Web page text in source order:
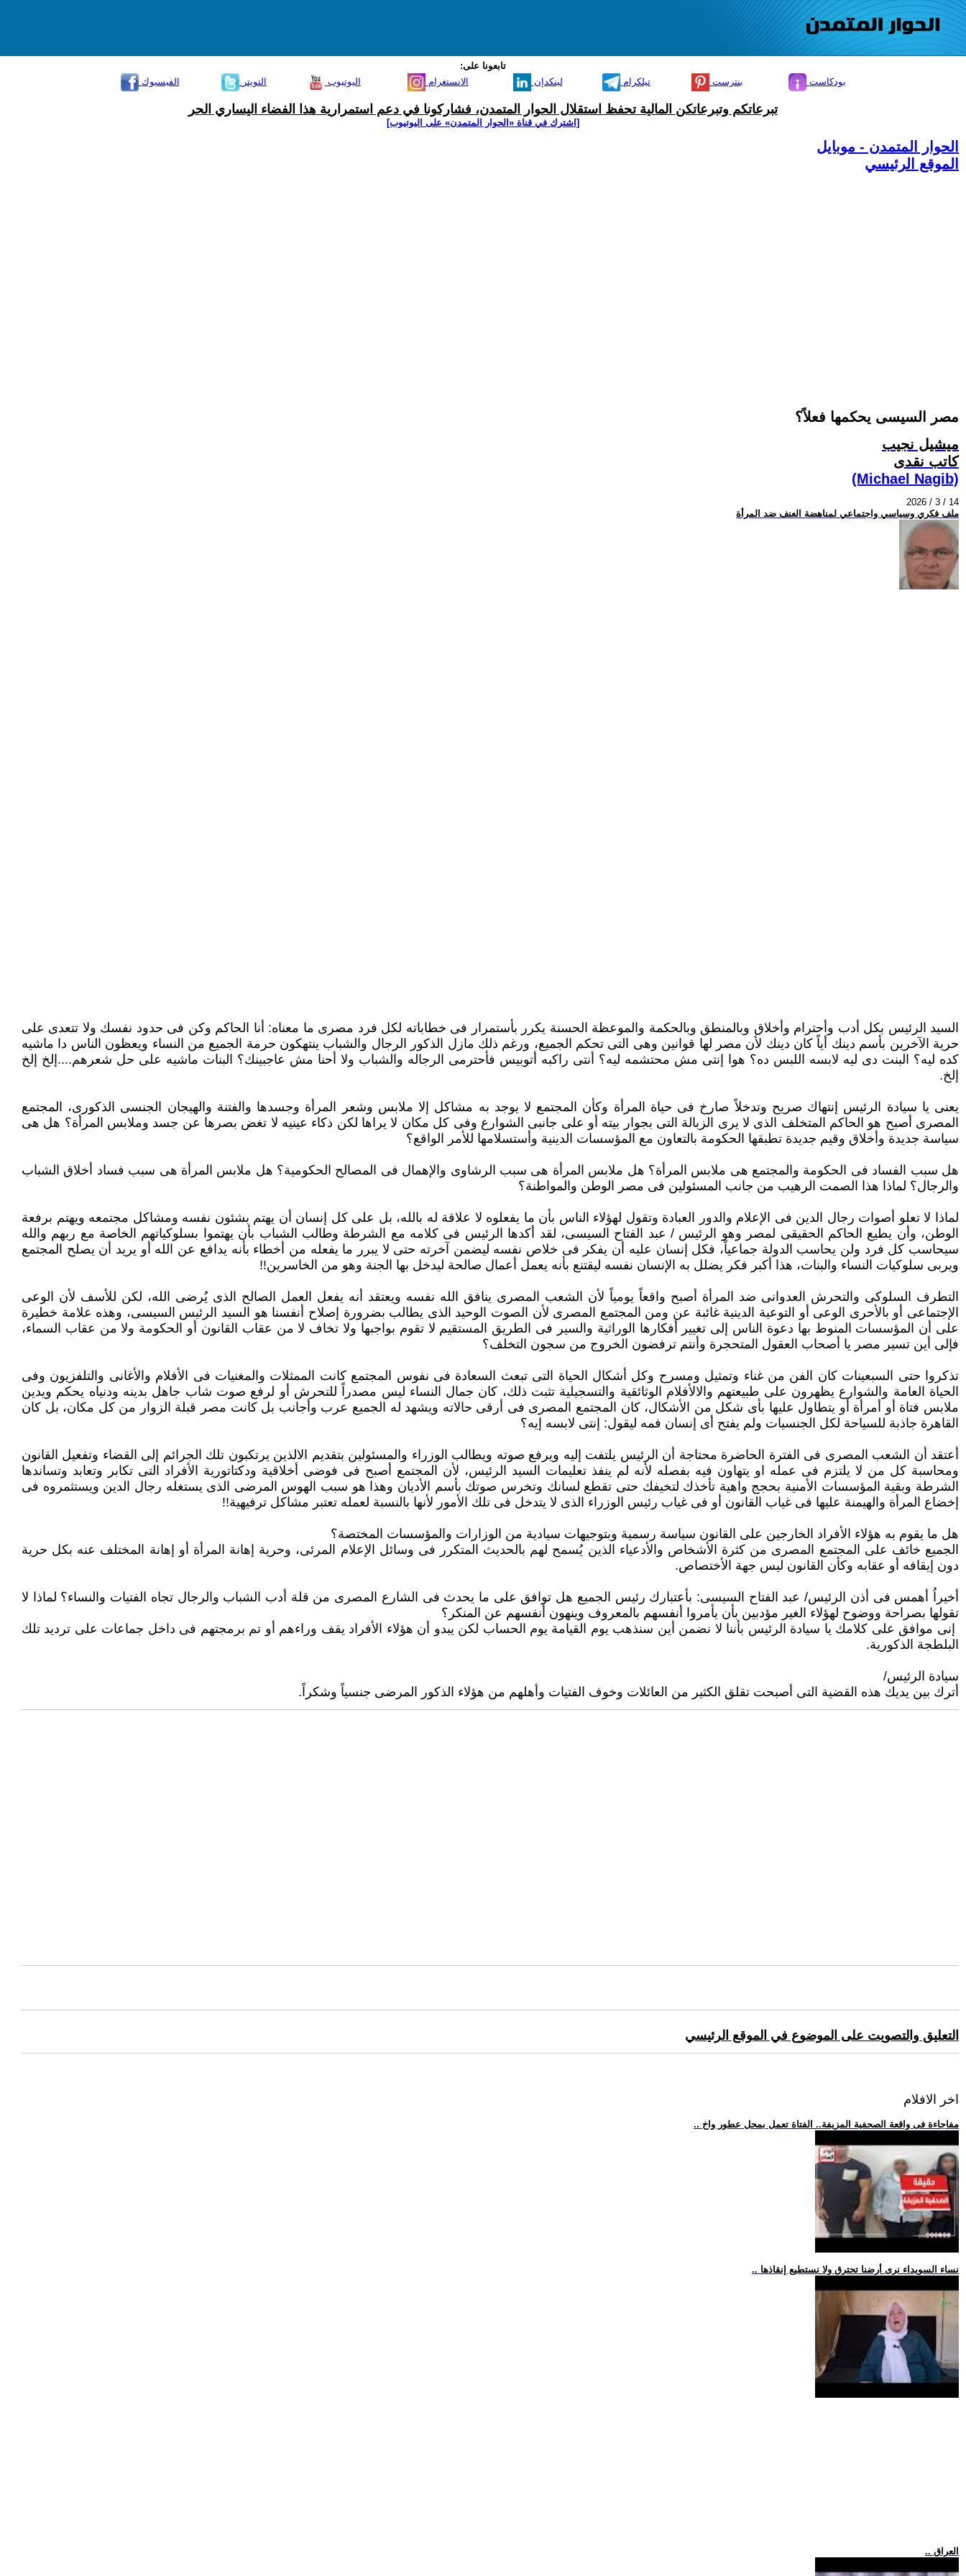
تابعونا على:
الفيسبوك
التويتر اليوتيوب الانستغرام لينكدإن تيلكرام بنترست بودكاست
تبرعاتكم وتبرعاتكن المالية تحفظ استقلال الحوار المتمدن، فشاركونا في دعم استمرارية هذا الفضاء اليساري الحر
[اشترك في قناة ‫«الحوار المتمدن» على اليوتيوب]
الحوار المتمدن - موبايل
الموقع الرئيسي
مصر السيسى يحكمها فعلاً؟
ميشيل نجيب
كاتب نقدى
(Michael Nagib)
2026 / 3 / 14
ملف فكري وسياسي واجتماعي لمناهضة العنف ضد المرأة
السيد الرئيس بكل أدب وأحترام وأخلاق وبالمنطق وبالحكمة والموعظة الحسنة يكرر بأستمرار فى خطاباته لكل فرد مصرى ما معناه: ‏أنا الحاكم وكن فى حدود نفسك ولا تتعدى على
حرية الآخرين بأسم دينك أياً كان دينك لأن مصر لها قوانين وهى التى تحكم ‏الجميع، ورغم ذلك مازل الذكور الرجال والشباب ينتهكون حرمة الجميع من النساء ويعظون الناس دا ماشيه
كده ليه؟ البنت دى ‏ليه لابسه اللبس ده؟ هوا إنتى مش محتشمه ليه؟ أنتى راكبه أتوبيس فأحترمى الرجاله والشباب ولا أحنا مش عاجبينك؟ البنات ‏ماشيه على حل شعرهم....إلخ إلخ
إلخ.‏
يعنى يا سيادة الرئيس إنتهاك صريح وتدخلاً صارخ فى حياة المرأة وكأن المجتمع لا يوجد به مشاكل إلا ملابس وشعر المرأة ‏وجسدها والفتنة والهيجان الجنسى الذكورى، المجتمع
المصرى أصبح هو الحاكم المتخلف الذى لا يرى الزبالة التى بجوار بيته أو ‏على جانبى الشوارع وفى كل مكان لا يراها لكن ذكاء عينيه لا تغض بصرها عن جسد وملابس المرأة؟ هل هى
سياسة جديدة ‏وأخلاق وقيم جديدة تطبقها الحكومة بالتعاون مع المؤسسات الدينية وأستسلامها للأمر الواقع؟ ‏
هل سبب الفساد فى الحكومة والمجتمع هى ملابس المرأة؟ هل ملابس المرأة هى سبب الرشاوى والإهمال فى المصالح الحكومية؟ ‏هل ملابس المرأة هى سبب فساد أخلاق الشباب
والرجال؟ لماذا هذا الصمت الرهيب من جانب المسئولين فى مصر الوطن ‏والمواطنة؟
لماذا لا تعلو أصوات رجال الدين فى الإعلام والدور العبادة وتقول لهؤلاء الناس بأن ما يفعلوه لا علاقة له بالله، بل على كل إنسان ‏أن يهتم بشئون نفسه ومشاكل مجتمعه ويهتم برفعة
الوطن، وأن يطيع الحاكم الحقيقى لمصر وهو الرئيس / عبد الفتاح السيسى، ‏لقد أكدها الرئيس فى كلامه مع الشرطة وطالب الشباب بأن يهتموا بسلوكياتهم الخاصة مع ربهم والله
سيحاسب كل فرد ولن يحاسب ‏الدولة جماعياً، فكل إنسان عليه أن يفكر فى خلاص نفسه ليضمن آخرته حتى لا يبرر ما يفعله من أخطاء بأنه يدافع عن الله أو ‏يريد أن يصلح المجتمع
ويربى سلوكيات النساء والبنات، هذا أكبر فكر يضلل به الإنسان نفسه ليقتنع بأنه يعمل أعمال صالحة ‏ليدخل بها الجنة وهو من الخاسرين!!‏
التطرف السلوكى والتحرش العدوانى ضد المرأة أصبح واقعاً يومياً لأن الشعب المصرى ينافق الله نفسه ويعتقد أنه يفعل العمل ‏الصالح الذى يُرضى الله، لكن للأسف لأن الوعى
الإجتماعى أو بالأحرى الوعى أو التوعية الدينية غائبة عن ومن المجتمع المصرى ‏لأن الصوت الوحيد الذى يطالب بضرورة إصلاح أنفسنا هو السيد الرئيس السيسى، وهذه علامة خطيرة
على أن المؤسسات المنوط ‏بها دعوة الناس إلى تغيير أفكارها الوراثية والسير فى الطريق المستقيم لا تقوم بواجبها ولا تخاف لا من عقاب القانون أو الحكومة ‏ولا من عقاب السماء،
فإلى أين تسير مصر يا أصحاب العقول المتحجرة وأنتم ترفضون الخروج من سجون التخلف؟
تذكروا حتى السبعينات كان الفن من غناء وتمثيل ومسرح وكل أشكال الحياة التى تبعث السعادة فى نفوس المجتمع كانت الممثلات ‏والمغنيات فى الأفلام والأغانى والتلفزيون وفى
الحياة العامة والشوارع يظهرون على طبيعتهم والالأفلام الوثائقية والتسجيلية تثبت ‏ذلك، كان جمال النساء ليس مصدراً للتحرش أو لرفع صوت شاب جاهل بدينه ودنياه يحكم ويدين
ملابس فتاة أو أمرأة أو يتطاول ‏عليها بأى شكل من الأشكال، كان المجتمع المصرى فى أرقى حالاته ويشهد له الجميع عرب وأجانب بل كانت مصر قبلة الزوار من ‏كل مكان، بل كان
القاهرة جاذبة للسياحة لكل الجنسيات ولم يفتح أى إنسان فمه ليقول: إنتى لابسه إيه؟‏
أعتقد أن الشعب المصرى فى الفترة الحاضرة محتاجة أن الرئيس يلتفت إليه ويرفع صوته ويطالب الوزراء والمسئولين بتقديم الالذين ‏يرتكبون تلك الجرائم إلى القضاء وتفعيل القانون
ومحاسبة كل من لا يلتزم فى عمله او يتهاون فيه بفصله لأنه لم ينفذ تعليمات ‏السيد الرئيس، لأن المجتمع أصبح فى فوضى أخلاقية ودكتاتورية الأفراد التى تكابر وتعابد وتساندها
الشرطة وبقية المؤسسات ‏الأمنية بحجج واهية تأخذك لتخيفك حتى تقطع لسانك وتخرس صوتك بأسم الأديان وهذا هو سبب الهوس المرضى الذى يستغله ‏رجال الدين ويستثمروه فى
إخضاع المرأة والهيمنة عليها فى غياب القانون أو فى غياب رئيس الوزراء الذى لا يتدخل فى تلك ‏الأمور لأنها بالنسبة لعمله تعتبر مشاكل ترفيهية!!‏
هل ما يقوم به هؤلاء الأفراد الخارجين على القانون سياسة رسمية وبتوجيهات سيادية من الوزارات والمؤسسات المختصة؟
الجميع خائف على المجتمع المصرى من كثرة الأشخاص والأدعياء الذين يُسمح لهم بالحديث المتكرر فى وسائل الإعلام المرئى، ‏وحرية إهانة المرأة أو إهانة المختلف عنه بكل حرية
دون إيقافه أو عقابه وكأن القانون ليس جهة الأختصاص.‏
أخيراُ أهمس فى أذن الرئيس/ عبد الفتاح السيسى: بأعتبارك رئيس الجميع هل توافق على ما يحدث فى الشارع المصرى من قلة ‏أدب الشباب والرجال تجاه الفتيات والنساء؟ لماذا لا
تقولها بصراحة ووضوح لهؤلاء الغير مؤدبين بأن يأمروا أنفسهم بالمعروف ‏وينهون أنفسهم عن المنكر؟
‏ إنى موافق على كلامك يا سيادة الرئيس بأننا لا نضمن أين سنذهب يوم القيامة يوم الحساب لكن يبدو أن هؤلاء الأفراد يقف ‏وراءهم أو تم برمجتهم فى داخل جماعات على ترديد تلك
البلطجة الذكورية.‏
سيادة الرئيس/‏
أترك بين يديك هذه القضية التى أصبحت تقلق الكثير من العائلات وخوف الفتيات وأهلهم من هؤلاء الذكور المرضى جنسياً وشكراً.‏
التعليق والتصويت على الموضوع في الموقع الرئيسي
اخر الافلام
.. مفاجاءة فى واقعة الصحفية المزيفة.. الفتاة تعمل بمحل عطور واخ
.. نساء السويداء نرى أرضنا تحترق ولا نستطيع إنقاذها
.. العراق